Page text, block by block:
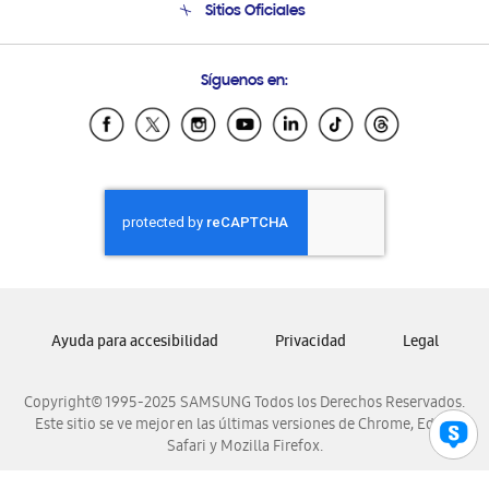
Condiciones de Compra
Soporte vía eMail
Sitios Oficiales
Samsung Ecuador
Samsung El Salvador
Samsung Honduras
Samsung Nicaragua
Samsung Panamá
Samsung Venezuela
Síguenos en:
Copyright© 1995-2025 SAMSUNG Todos los Derechos Reservados.
Este sitio se ve mejor en las últimas versiones de Chrome, Edge,
Safari y Mozilla Firefox.
Ayuda para accesibilidad Privacidad Legal